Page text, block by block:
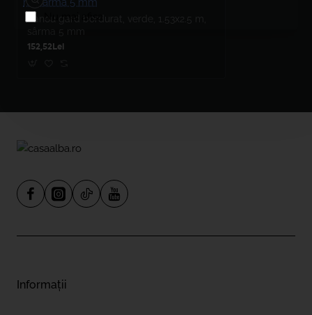
Nu mai afisa
Panou gard bordurat, verde, 1.53x2.5 m,
152,52Lei
Informații